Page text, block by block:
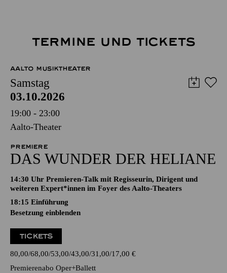
TERMINE UND TICKETS
AALTO MUSIKTHEATER
Samstag
03.10.2026
19:00 - 23:00
Aalto-Theater
PREMIERE
DAS WUNDER DER HELIANE
14:30 Uhr Premieren-Talk mit Regisseurin, Dirigent und
weiteren Expert*innen im Foyer des Aalto-Theaters
18:15 Einführung
Besetzung einblenden
TICKETS
80,00 68,00 53,00 43,00 31,00 17,00 €
Premierenabo Oper+Ballett